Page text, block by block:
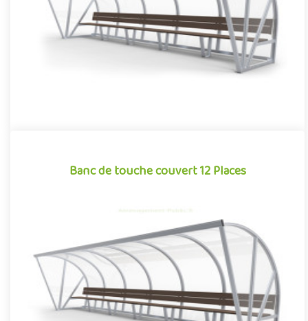
Offre partenaire
Banc de touche couvert 12 Places
Banc de touche couvert 12 Places
Banc de touche monobloc surmonté d’un toit en auvent, cet abri,
pouvant accueillir jusqu’à 12 personnes, a été conçu et optim..
Offre partenaire